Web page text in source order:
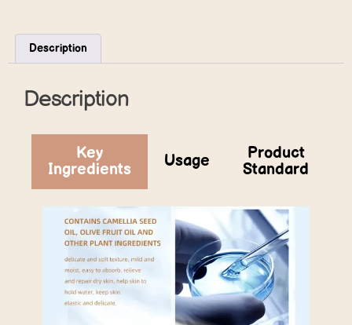
Description
Description
Key
Ingredients
Usage
Product
Standard